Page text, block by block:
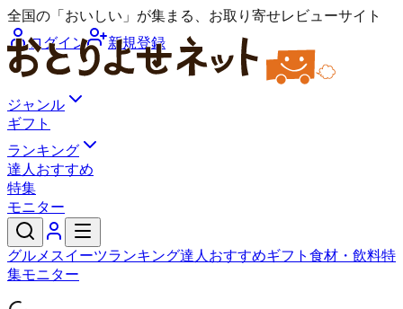
全国の「おいしい」が集まる、お取り寄せレビューサイト
ログイン
新規登録
ジャンル
ギフト
ランキング
達人おすすめ
特集
モニター
グルメ スイーツランキング達人おすすめギフト 食材・飲料特
集モニター